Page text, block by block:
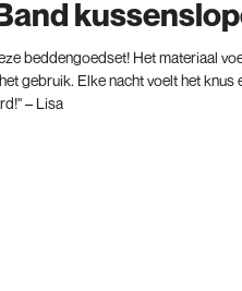
beddengoedset! Het materiaal
gebruik. Elke nacht voelt het
– Lisa